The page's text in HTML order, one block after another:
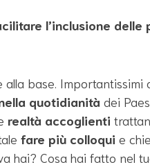
l’inclusione
alla base. Importantissimi
quotidianità dei
realtà accoglienti
fare più colloqui e
hai? Cosa hai fatto nel